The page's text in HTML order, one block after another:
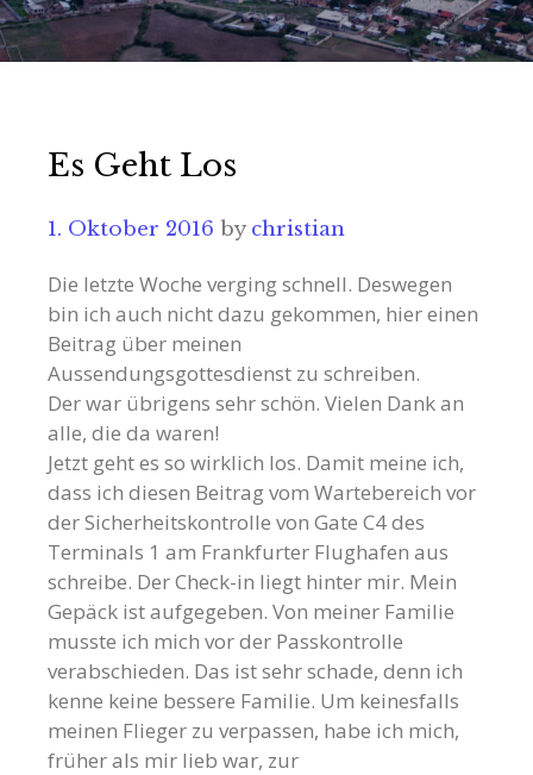
Es Geht Los
1. Oktober 2016 bychristian
Die letzte Woche verging schnell. Deswegen
bin ich auch nicht dazu gekommen, hier einen
Beitrag über meinen
Aussendungsgottesdienst zu schreiben.
Der war übrigens sehr schön. Vielen Dank an
alle, die da waren!
Jetzt geht es so wirklich los. Damit meine ich,
dass ich diesen Beitrag vom Wartebereich vor
der Sicherheitskontrolle von Gate C4 des
Terminals 1 am Frankfurter Flughafen aus
schreibe. Der Check-in liegt hinter mir. Mein
Gepäck ist aufgegeben. Von meiner Familie
musste ich mich vor der Passkontrolle
verabschieden. Das ist sehr schade, denn ich
kenne keine bessere Familie. Um keinesfalls
meinen Flieger zu verpassen, habe ich mich,
früher als mir lieb war, zur